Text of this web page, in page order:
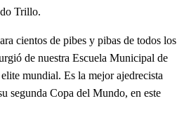
Trillo.
cientos de pibes y pibas de todos los
de nuestra Escuela Municipal de
mundial. Es la mejor ajedrecista
segunda Copa del Mundo, en este